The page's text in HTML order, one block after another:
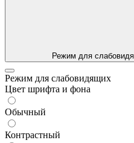
Режим для
Режим для слабовидящих
Цвет шрифта и фона
Обычный
Контрастный